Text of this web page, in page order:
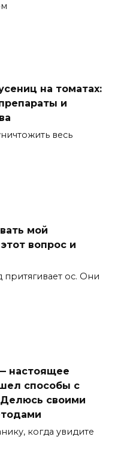
на томатах:
и
весь
мой
вопрос и
ос. Они
настоящее
способы с
своими
когда увидите